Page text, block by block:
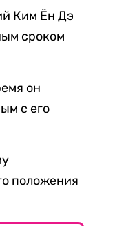
Ким Ён Дэ
сроком
он
с его
положения